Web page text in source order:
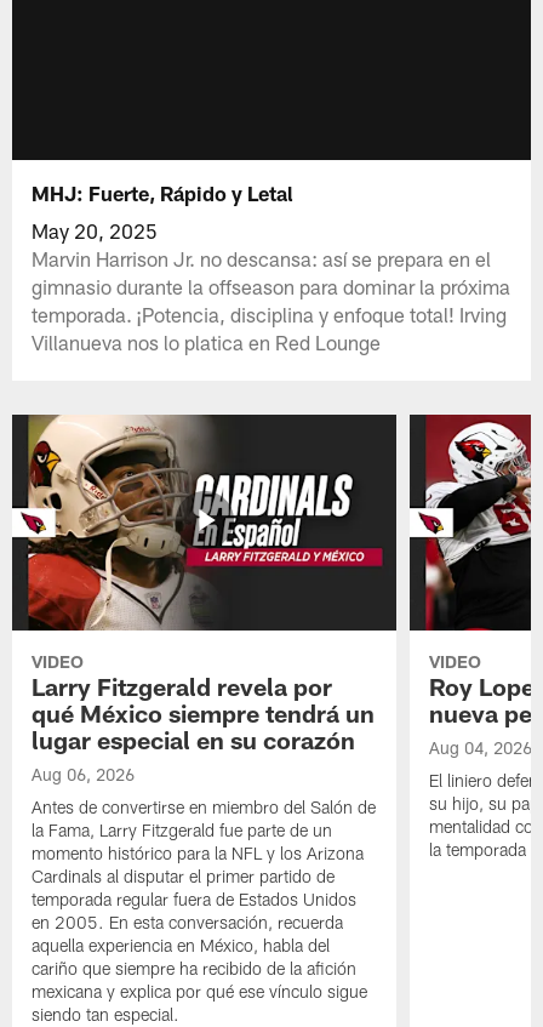
MHJ: Fuerte, Rápido y Letal
May 20, 2025
Marvin Harrison Jr. no descansa: así se prepara en el
gimnasio durante la offseason para dominar la próxima
temporada. ¡Potencia, disciplina y enfoque total! Irving
Villanueva nos lo platica en Red Lounge
VIDEO
Larry Fitzgerald revela por
qué México siempre tendrá un
lugar especial en su corazón
Aug 06, 2026
Antes de convertirse en miembro del Salón de
la Fama, Larry Fitzgerald fue parte de un
momento histórico para la NFL y los Arizona
Cardinals al disputar el primer partido de
temporada regular fuera de Estados Unidos
en 2005. En esta conversación, recuerda
aquella experiencia en México, habla del
cariño que siempre ha recibido de la afición
mexicana y explica por qué ese vínculo sigue
siendo tan especial.
VIDEO
Roy
nueva
Aug 04, 2026
El liniero
su hijo, su
mentalidad
la temporada